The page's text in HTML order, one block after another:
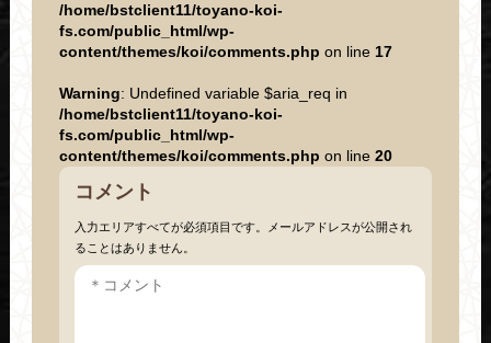
/home/bstclient11/toyano-koi-
fs.com/public_html/wp-
content/themes/koi/comments.php on line 17
Warning: Undefined variable $aria_req in
/home/bstclient11/toyano-koi-
fs.com/public_html/wp-
content/themes/koi/comments.php on line 20
コメント
入力エリアすべてが必須項目です。メールアドレスが公開され
ることはありません。